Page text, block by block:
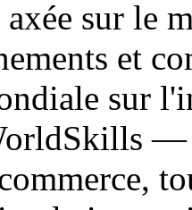
sur le
et
sur
—